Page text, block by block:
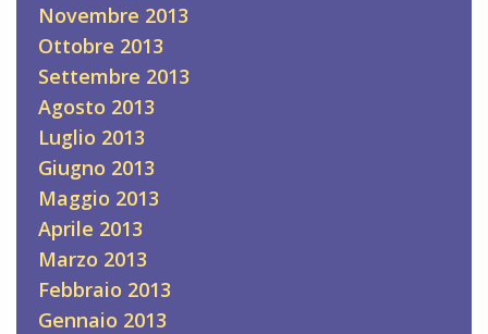
Novembre 2013
Ottobre 2013
Settembre 2013
Agosto 2013
Luglio 2013
Giugno 2013
Maggio 2013
Aprile 2013
Marzo 2013
Febbraio 2013
Gennaio 2013